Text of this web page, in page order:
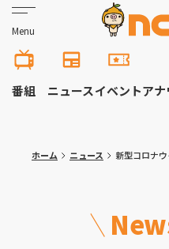
Menu
番組 ニュースイベントア
ホーム ニュース 新型コロナ